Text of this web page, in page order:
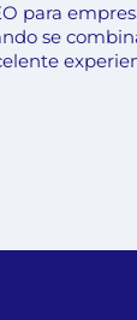
para
se